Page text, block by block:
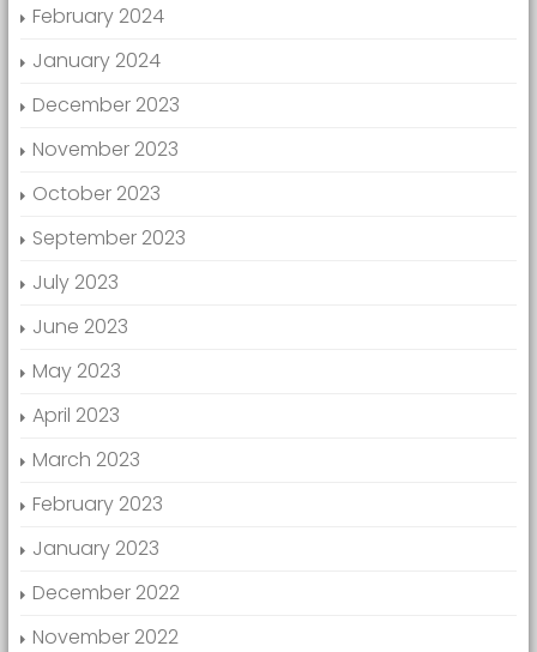
February 2024
January 2024
December 2023
November 2023
October 2023
September 2023
July 2023
June 2023
May 2023
April 2023
March 2023
February 2023
January 2023
December 2022
November 2022